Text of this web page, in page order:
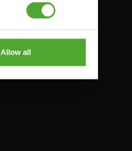
Allow all